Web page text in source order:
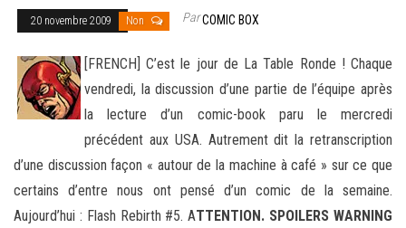
20 novembre 2009 Non ParCOMIC BOX
[FRENCH] C’est le jour de La Table Ronde ! Chaque
vendredi, la discussion d’une partie de l’équipe après
la lecture d’un comic-book paru le mercredi
précédent aux USA. Autrement dit la retranscription
d’une discussion façon « autour de la machine à café » sur ce que
certains d’entre nous ont pensé d’un comic de la semaine.
Aujourd’hui : Flash Rebirth #5. ATTENTION. SPOILERS WARNING